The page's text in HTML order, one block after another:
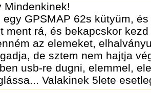
Mindenkinek!
egy GPSMAP 62s kütyüm,
ment rá, és bekapcskor
az elemeket,
de sztem nem hajtja
usb-re dugni, elemmel,
Valakinek 5lete